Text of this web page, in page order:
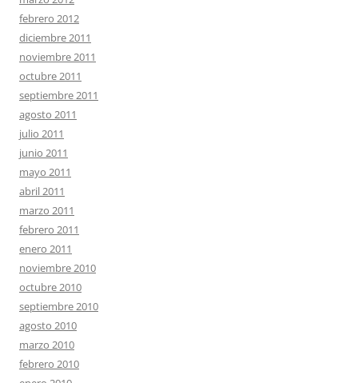
febrero 2012
diciembre 2011
noviembre 2011
octubre 2011
septiembre 2011
agosto 2011
julio 2011
junio 2011
mayo 2011
abril 2011
marzo 2011
febrero 2011
enero 2011
noviembre 2010
octubre 2010
septiembre 2010
agosto 2010
marzo 2010
febrero 2010